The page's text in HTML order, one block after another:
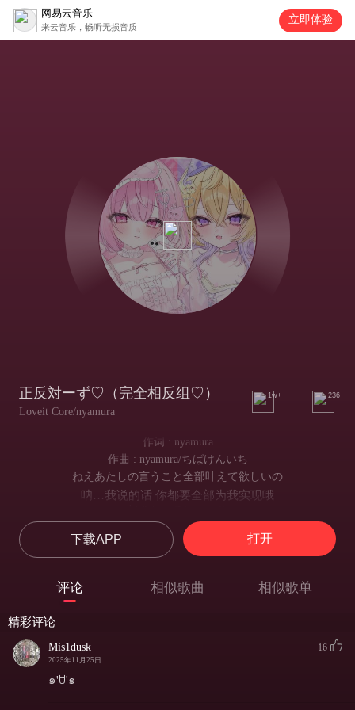
网易云音乐
来云音乐，畅听无损音质
立即体验
正反対ーず♡（完全相反组♡）
Loveit Core/nyamura
1w+ 236
作词 : nyamura
作曲 : nyamura/ちばけんいち
ねえあたしの言うこと全部叶えて欲しいの
呐…我说的话 你都要全部为我实现哦
因为你是喜欢我的吧〜？
今すぐ駆けつけて、雨の日でも雪の日も
「现在就快赶过来、无论是雨时还是雪中」
「都要跑着来见我哦！」
下载APP 打开
评论 相似歌曲 相似歌单
精彩评论
Mis1dusk
2025年11月25日
16
๑'ꇴ'๑